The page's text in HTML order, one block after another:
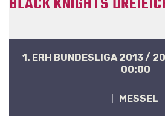
1. ERH BUNDESLIGA 2013 /
00:00
MESSEL